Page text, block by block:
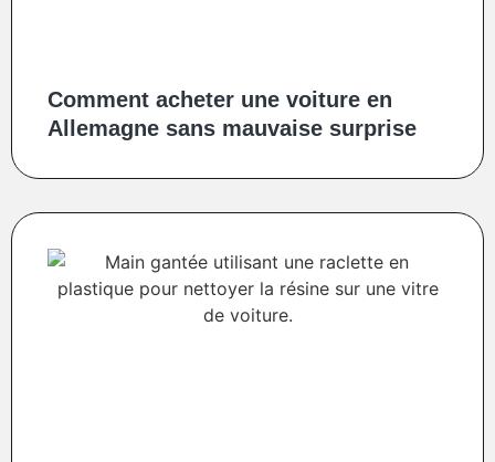
Comment acheter une voiture en
Allemagne sans mauvaise surprise